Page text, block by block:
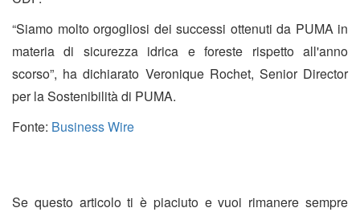
“Siamo molto orgogliosi dei successi ottenuti da PUMA in
materia di sicurezza idrica e foreste rispetto all'anno
scorso”, ha dichiarato Veronique Rochet, Senior Director
per la Sostenibilità di PUMA.
Fonte: Business Wire
Se questo articolo ti è piaciuto e vuoi rimanere sempre